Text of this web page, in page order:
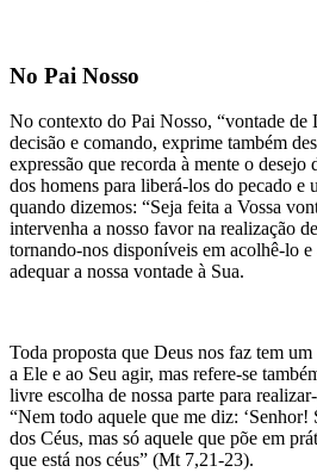
No Pai Nosso
No contexto do Pai Nosso, “vontade de
decisão e comando, exprime também
expressão que recorda à mente o
dos homens para liberá-los do pecado e
quando dizemos: “Seja feita a Vossa
intervenha a nosso favor na realização
tornando-nos disponíveis em acolhê-lo
adequar a nossa vontade à Sua.
Toda proposta que Deus nos faz tem
a Ele e ao Seu agir, mas refere-se
livre escolha de nossa parte para
“Nem todo aquele que me diz: ‘Senhor!
dos Céus, mas só aquele que põe em
que está nos céus” (Mt 7,21-23).